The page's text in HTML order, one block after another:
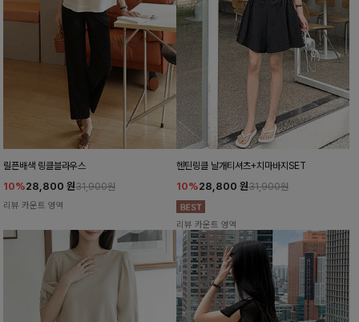
릴픈배색 링클블라우스
10%28,800 원31,900원
리뷰 카운트 영역
헨틴링클 날개티셔츠+치마바지SET
10%28,800 원31,900원
리뷰 카운트 영역